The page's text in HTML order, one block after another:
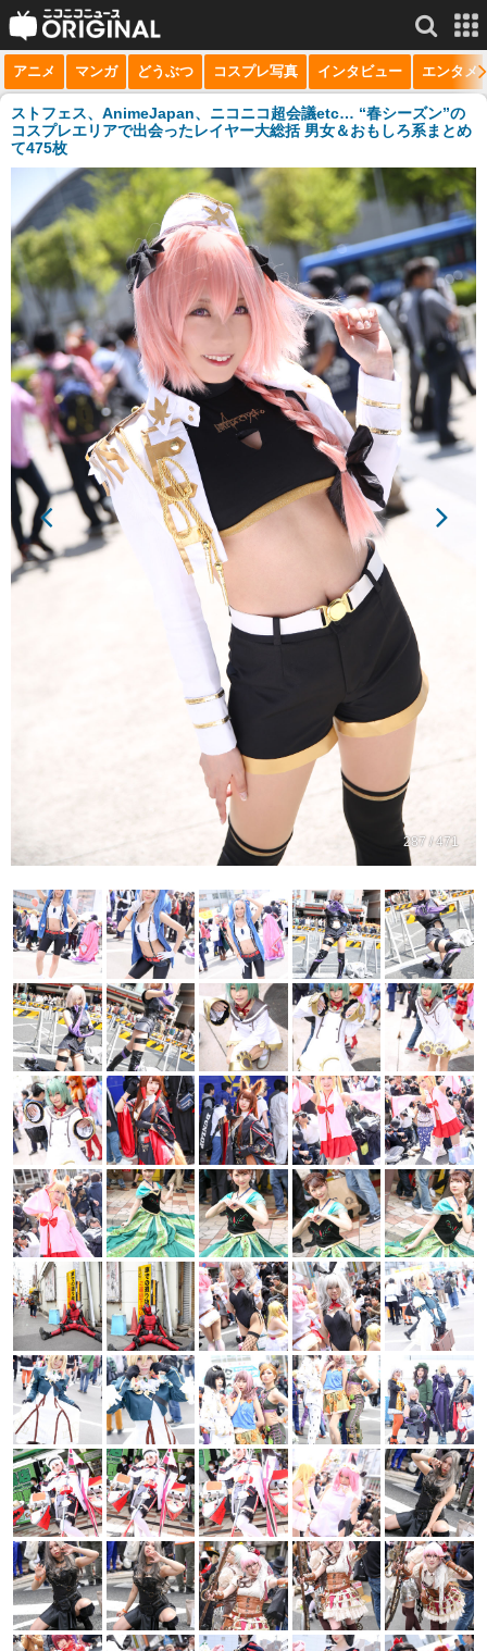
サービス一覧 もっと見る
niconico
動画
生放送
ニュース
チャンネル
マンガ
ニコニコQ
アニメ マンガ どうぶつ コスプレ写真 インタビュー エンタメ
ストフェス、AnimeJapan、ニコニコ超会議etc… “春シーズン”の
コスプレエリアで出会ったレイヤー大総括 男女＆おもしろ系まとめ
て475枚
287 / 471